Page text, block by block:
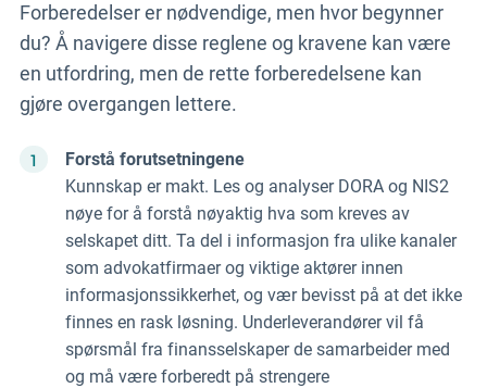
Forberedelser er nødvendige, men hvor begynner
du? Å navigere disse reglene og kravene kan være
en utfordring, men de rette forberedelsene kan
gjøre overgangen lettere.
Forstå forutsetningene
Kunnskap er makt. Les og analyser DORA og NIS2
nøye for å forstå nøyaktig hva som kreves av
selskapet ditt. Ta del i informasjon fra ulike kanaler
som advokatfirmaer og viktige aktører innen
informasjonssikkerhet, og vær bevisst på at det ikke
finnes en rask løsning. Underleverandører vil få
spørsmål fra finansselskaper de samarbeider med
og må være forberedt på strengere